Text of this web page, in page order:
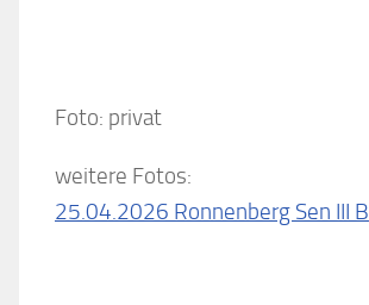
Foto: privat
weitere Fotos:
25.04.2026 Ronnenberg Sen III B